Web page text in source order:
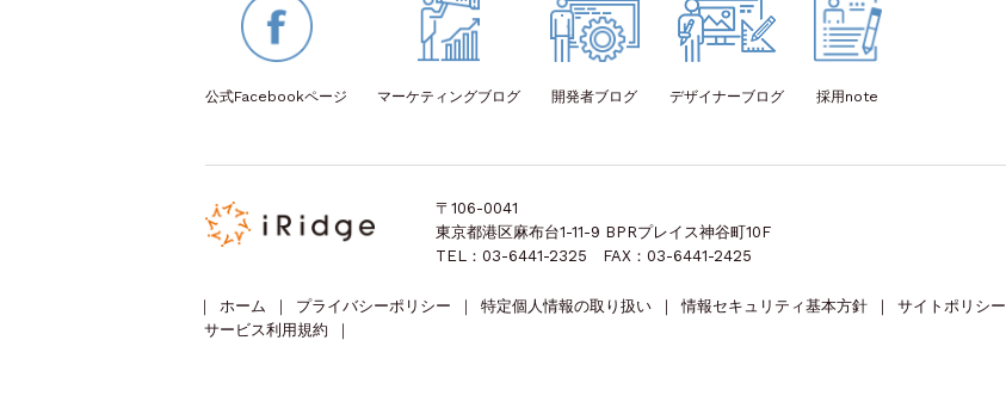
公式Facebookページ マーケティングブログ 開発者ブログ デザイナーブログ 採用note
〒106-0041
東京都港区麻布台1-11-9 BPRプレイス神谷町10F
TEL：03-6441-2325 FAX：03-6441-2425
｜ ホーム ｜ プライバシーポリシー ｜ 特定個人情報の取り扱い ｜ 情報セキュリティ基本方針 ｜ サイトポリシー
サービス利用規約
｜